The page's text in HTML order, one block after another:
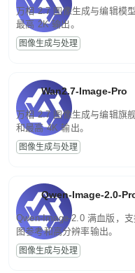
万相 2.7 图像生成与编辑模
最高 2K 输出。
图像生成与处理
Wan2.7-Image-Pro
万相 2.7 图像生成与编辑旗
和最高 4K 输出。
图像生成与处理
Qwen-Image-2.0-
Qwen-Image-2.0 满血版，
图参考和高分辨率输出。
图像生成与处理